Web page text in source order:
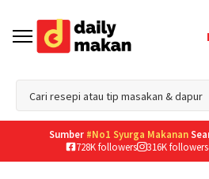
Sumber #No1 Syurga Makanan
728K followers
316K followers